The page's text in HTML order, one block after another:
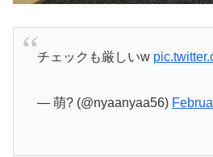
チェックも厳しいw
— 萌? (@nyaanyaa56)